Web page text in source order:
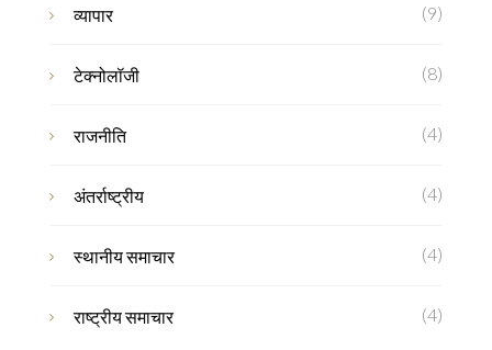
व्यापार (9)
टेक्नोलॉजी (8)
राजनीति (4)
अंतर्राष्ट्रीय (4)
स्थानीय समाचार (4)
राष्ट्रीय समाचार (4)